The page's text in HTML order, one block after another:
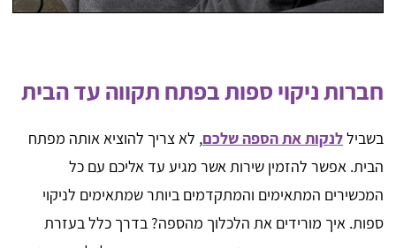
חברות ניקוי ספות בפתח תקווה עד הבית
בשביללנקות את הספה שלכם, לא צריך להוציא אותה מפתח
הבית. אפשר להזמין שירות אשר מגיע עד אליכם עם כל
המכשירים המתאימים והמתקדמים ביותר שמתאימים לניקוי
ספות. איך מורידים את הלכלוך מהספה? בדרך כלל בעזרת